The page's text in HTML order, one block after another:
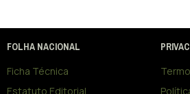
FOLHA NACIONAL
Ficha Técnica
Estatuto Editorial